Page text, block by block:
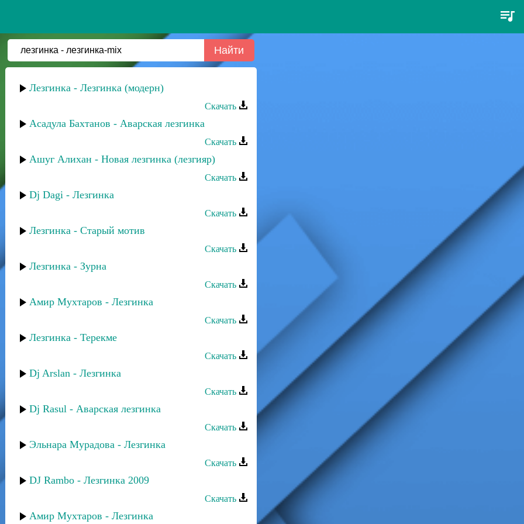
Лезгинка - Лезгинка (модерн)
Скачать
Асадула Бахтанов - Аварская лезгинка
Скачать
Ашуг Алихан - Новая лезгинка (лезгияр)
Скачать
Dj Dagi - Лезгинка
Скачать
Лезгинка - Старый мотив
Скачать
Лезгинка - Зурна
Скачать
Амир Мухтаров - Лезгинка
Скачать
Лезгинка - Терекме
Скачать
Dj Arslan - Лезгинка
Скачать
Dj Rasul - Аварская лезгинка
Скачать
Эльнара Мурадова - Лезгинка
Скачать
DJ Rambo - Лезгинка 2009
Скачать
Амир Мухтаров - Лезгинка